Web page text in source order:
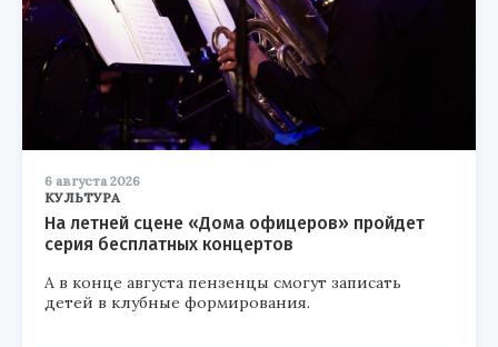
6 августа 2026
КУЛЬТУРА
На летней сцене «Дома офицеров» пройдет
серия бесплатных концертов
А в конце августа пензенцы смогут записать
детей в клубные формирования.